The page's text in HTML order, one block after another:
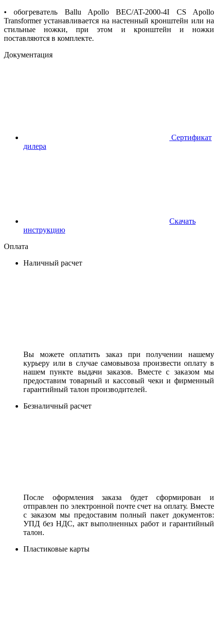
• обогреватель Ballu Apollo BEC/AT-2000-4I CS Apollo
Transformer устанавливается на настенный кронштейн или на
стильные ножки, при этом и кронштейн и ножки
поставляются в комплекте.
Документация
Сертификат
дилера
Скачать
инструкцию
Оплата
Наличный расчет
Вы можете оплатить заказ при получении нашему
курьеру или в случае самовывоза произвести оплату в
нашем пункте выдачи заказов. Вместе с заказом мы
предоставим товарный и кассовый чеки и фирменный
гарантийный талон производителей.
Безналичный расчет
После оформления заказа будет сформирован и
отправлен по электронной почте счет на оплату. Вместе
с заказом мы предоставим полный пакет документов:
УПД без НДС, акт выполненных работ и гарантийный
талон.
Пластиковые карты